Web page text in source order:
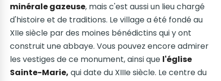
minérale gazeuse, mais c'est aussi un lieu chargé
d'histoire et de traditions. Le village a été fondé au
XIIe siècle par des moines bénédictins qui y ont
construit une abbaye. Vous pouvez encore admirer
les vestiges de ce monument, ainsi que l'église
Sainte-Marie, qui date du XIIIe siècle. Le centre du